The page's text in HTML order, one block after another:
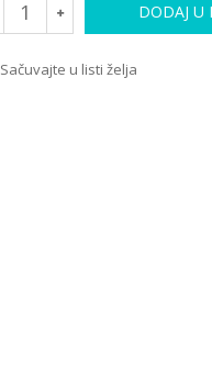
DODAJ U
Sačuvajte u listi želja